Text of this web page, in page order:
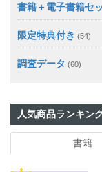
書籍＋電子書籍セ
限定特典付き (54)
調査データ (60)
人気商品ランキン
書籍